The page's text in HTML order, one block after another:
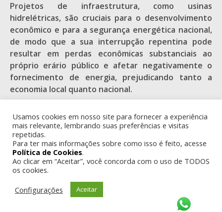
Projetos de infraestrutura, como usinas
hidrelétricas, são cruciais para o desenvolvimento
econômico e para a segurança energética nacional,
de modo que a sua interrupção repentina pode
resultar em perdas econômicas substanciais ao
próprio erário público e afetar negativamente o
fornecimento de energia, prejudicando tanto a
economia local quanto nacional.
de grande impacto ambiental têm a
responsabilidade de adotar práticas sustentáveis
principalmente no que diz respeito aos costumes
das comunidades tradicionais. No entanto, é crucial
que sejam reconhecidos os esforços das empresas
em cumprir com as exigências legais e promover o
desenvolvimento sustentável. Medidas punitivas
devem ser balanceadas com incentivos para a
Usamos cookies em nosso site para fornecer a experiência
mais relevante, lembrando suas preferências e visitas
repetidas.
Para ter mais informações sobre como isso é feito, acesse
Política de Cookies.
Ao clicar em “Aceitar”, você concorda com o uso de TODOS
os cookies.
Configurações
Aceitar